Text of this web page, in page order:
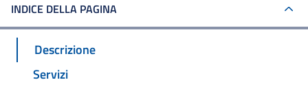
INDICE DELLA PAGINA
Descrizione
Servizi